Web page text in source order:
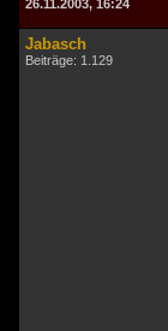
26.11.2003, 16:24
Jabasch
Beiträge: 1.129